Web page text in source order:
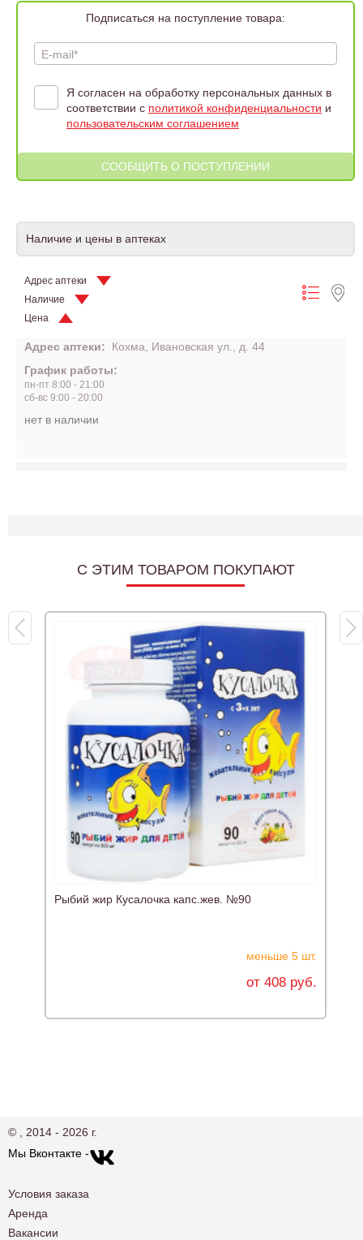
Подписаться на поступление товара:
E-mail*
Я согласен на обработку персональных данных в
соответствии с политикой конфиденциальности и
пользовательским соглашением
Наличие и цены в аптеках
Адрес аптеки
Наличие
Цена
Адрес аптеки:
Кохма, Ивановская ул., д. 44
График работы:
пн-пт 8:00 - 21:00
сб-вс 9:00 - 20:00
нет в наличии
C ЭТИМ ТОВАРОМ ПОКУПАЮТ
Рыбий жир Кусалочка капс.жев. №90
меньше 5 шт.
от 408 руб.
© , 2014 - 2026 г.
Мы Вконтакте -
Условия заказа
Аренда
Вакансии